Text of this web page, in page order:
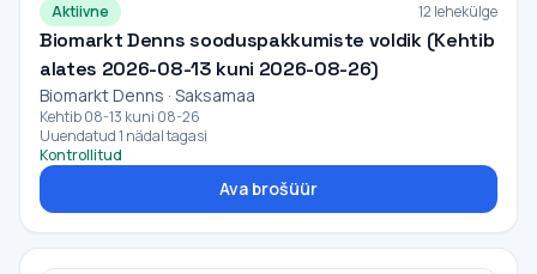
Aktiivne 12 lehekülge
Biomarkt Denns sooduspakkumiste voldik (Kehtib
alates 2026-08-13 kuni 2026-08-26)
Biomarkt Denns · Saksamaa
Kehtib 08-13 kuni 08-26
Uuendatud 1 nädal tagasi
Kontrollitud
Ava brošüür